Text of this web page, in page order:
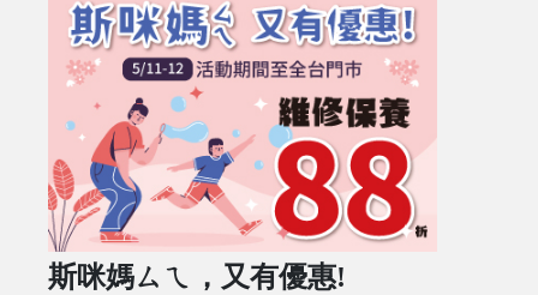
斯咪媽ㄙㄟ，又有優惠!